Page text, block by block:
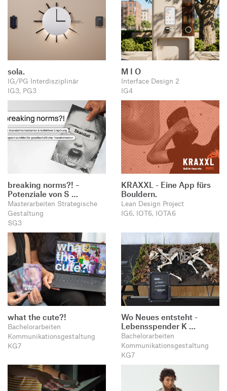
sola.
IG/PG Interdisziplinär
IG3, PG3
M I O
Interface Design 2
IG4
breaking norms?! –
Potenziale von S …
Masterarbeiten Strategische
Gestaltung
SG3
KRAXXL - Eine App fürs
Bouldern.
Lean Design Project
IG6, IOT6, IOTA6
what the cute?!
Bachelorarbeiten
Kommunikationsgestaltung
KG7
Wo Neues entsteht -
Lebensspender K …
Bachelorarbeiten
Kommunikationsgestaltung
KG7